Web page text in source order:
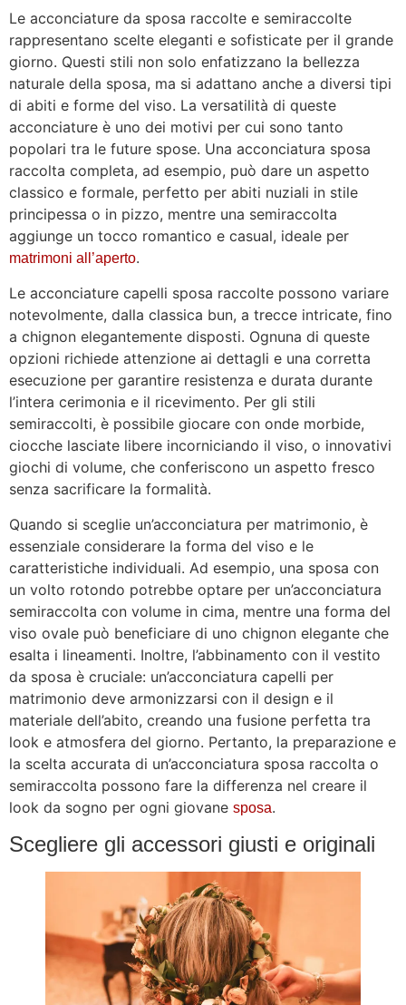
Le acconciature da sposa raccolte e semiraccolte
rappresentano scelte eleganti e sofisticate per il grande
giorno. Questi stili non solo enfatizzano la bellezza
naturale della sposa, ma si adattano anche a diversi tipi
di abiti e forme del viso. La versatilità di queste
acconciature è uno dei motivi per cui sono tanto
popolari tra le future spose. Una acconciatura sposa
raccolta completa, ad esempio, può dare un aspetto
classico e formale, perfetto per abiti nuziali in stile
principessa o in pizzo, mentre una semiraccolta
aggiunge un tocco romantico e casual, ideale per
matrimoni all’aperto.
Le acconciature capelli sposa raccolte possono variare
notevolmente, dalla classica bun, a trecce intricate, fino
a chignon elegantemente disposti. Ognuna di queste
opzioni richiede attenzione ai dettagli e una corretta
esecuzione per garantire resistenza e durata durante
l’intera cerimonia e il ricevimento. Per gli stili
semiraccolti, è possibile giocare con onde morbide,
ciocche lasciate libere incorniciando il viso, o innovativi
giochi di volume, che conferiscono un aspetto fresco
senza sacrificare la formalità.
Quando si sceglie un’acconciatura per matrimonio, è
essenziale considerare la forma del viso e le
caratteristiche individuali. Ad esempio, una sposa con
un volto rotondo potrebbe optare per un’acconciatura
semiraccolta con volume in cima, mentre una forma del
viso ovale può beneficiare di uno chignon elegante che
esalta i lineamenti. Inoltre, l’abbinamento con il vestito
da sposa è cruciale: un’acconciatura capelli per
matrimonio deve armonizzarsi con il design e il
materiale dell’abito, creando una fusione perfetta tra
look e atmosfera del giorno. Pertanto, la preparazione e
la scelta accurata di un’acconciatura sposa raccolta o
semiraccolta possono fare la differenza nel creare il
look da sogno per ogni giovane sposa.
Scegliere gli accessori giusti e originali